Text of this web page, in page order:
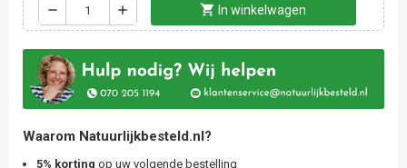
remove add shopping_cart In winkelwagen
Waarom Natuurlijkbesteld.nl?
5% korting op uw volgende bestelling